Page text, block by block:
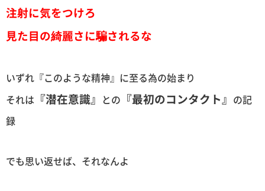
注射に気をつけろ
見た目の綺麗さに騙されるな
いずれ『このような精神』に至る為の始まり
それは 『潜在意識』 との 『最初のコンタクト』 の記
録
でも思い返せば、それなんよ